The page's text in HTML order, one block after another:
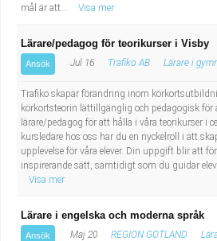
mål är att...
Visa mer
Lärare/pedagog för teorikurser i Visby
Ansök Jul 16 Trafiko AB Lärare i
Trafiko skapar förändring inom
körkortsteorin lättillgänglig och pedagogisk för
lärare/pedagog för att hålla i våra teorikurser i
kursledare hos oss har du en nyckelroll i att
upplevelse för våra elever. Din uppgift blir att
inspirerande sätt, samtidigt som du guidar
Visa mer
Lärare i engelska och moderna språk
Ansök Maj 20 REGION GOTLAND